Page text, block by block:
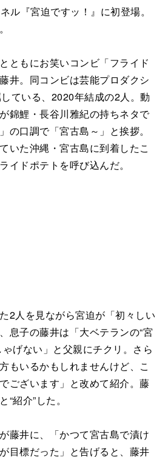
ル『宮迫ですッ！』に初登場。
ともにお笑いコンビ「フライド
井。同コンビは芸能プロダクシ
ている、2020年結成の2人。動
錦鯉・長谷川雅紀の持ちネタで
の口調で「宮古島～」と挨拶。
いた沖縄・宮古島に到着したこ
イドポテトを呼び込んだ。
2人を見ながら宮迫が「初々しい
息子の藤井は「大ベテランの“宮
げない」と父親にチクリ。さら
もいるかもしれませんけど、こ
ございます」と改めて紹介。藤
紹介”した。
藤井に、「かつて宮古島で漬け
目標だった」と告げると、藤井